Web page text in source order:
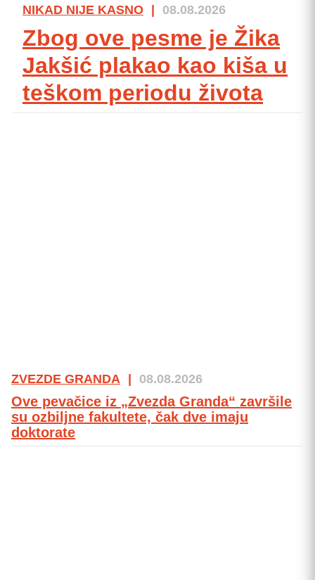
NIKAD NIJE KASNO | 08.08.2026
Zbog ove pesme je Žika
Jakšić plakao kao kiša u
teškom periodu života
ZVEZDE GRANDA 08.08.2026
Ove pevačice iz „Zvezda Granda“ završile
su ozbiljne fakultete, čak dve imaju
doktorate